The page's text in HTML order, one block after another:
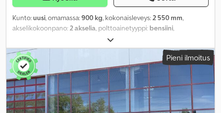
Kunto:uusi, omamassa:900 kg, kokonaisleveys:2 550 mm,
akselikokoonpano:2 akselia, polttoainetyyppi: bensiini,
Pieni ilmoitus